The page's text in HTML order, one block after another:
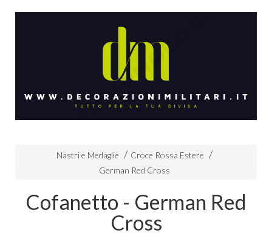
Nastri e Medaglie
Croce Rossa Estere
German Red Cross
Cofanetto - German Red
Cross